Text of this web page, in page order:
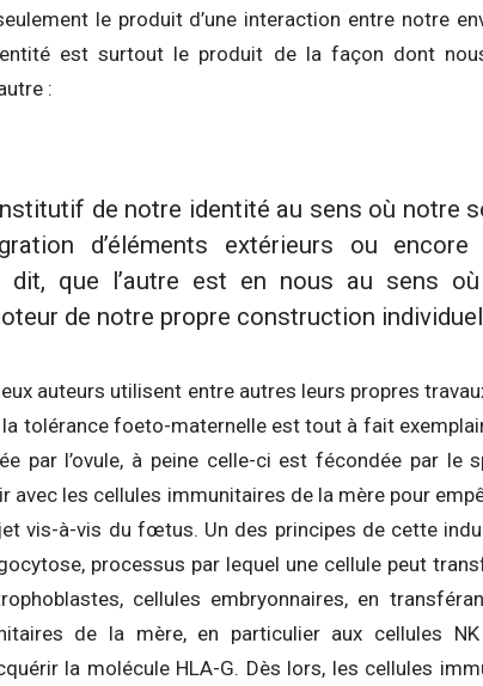
le produit d’une interaction entre notre
est surtout le produit de la façon dont
:
de notre identité au sens où notre
d’éléments extérieurs ou
dit, que l’autre est en nous au sens
de notre propre construction
auteurs utilisent entre autres leurs propres
tolérance foeto-maternelle est tout à fait
par l’ovule, à peine celle-ci est fécondée par le
avec les cellules immunitaires de la mère pour
vis-à-vis du fœtus. Un des principes de cette
processus par lequel une cellule peut
cellules embryonnaires, en
de la mère, en particulier aux cellules
la molécule HLA-G. Dès lors, les cellules